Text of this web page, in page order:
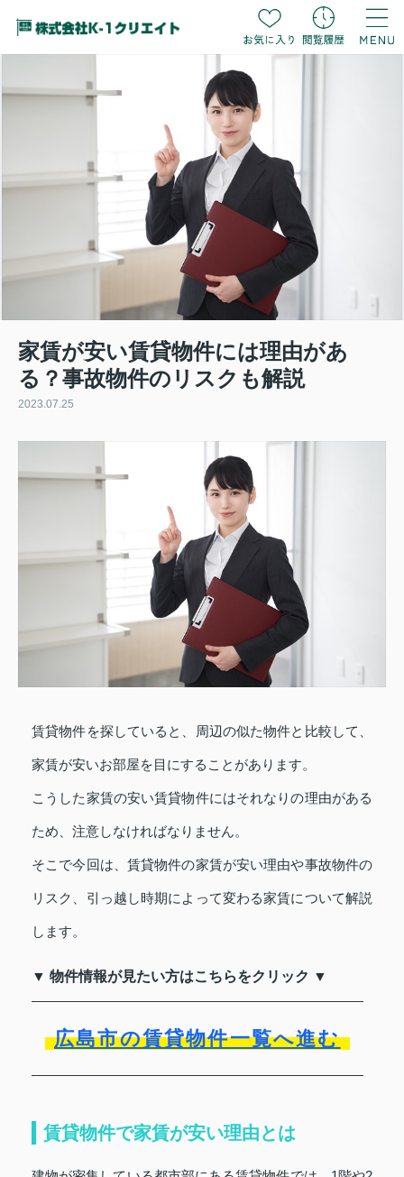
家賃が安い賃貸物件には理由があ
る？事故物件のリスクも解説
2023.07.25
賃貸物件を探していると、周辺の似た物件と比較して、
家賃が安いお部屋を目にすることがあります。
こうした家賃の安い賃貸物件にはそれなりの理由がある
ため、注意しなければなりません。
そこで今回は、賃貸物件の家賃が安い理由や事故物件の
リスク、引っ越し時期によって変わる家賃について解説
します。
▼ 物件情報が見たい方はこちらをクリック ▼
広島市の賃貸物件一覧へ進む
賃貸物件で家賃が安い理由とは